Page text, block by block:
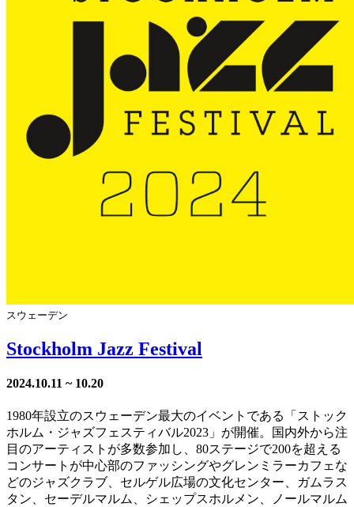
スウェーデン
Stockholm Jazz Festival
2024.10.11 ~ 10.20
1980年設立のスウェーデン最大のイベントである「ストック
ホルム・ジャズフェスティバル2023」が開催。国内外から注
目のアーティストが多数参加し、80ステージで200を超える
コンサートが中心部のファッシングやグレンミラーカフェな
どのジャズクラブ、セルゲル広場の文化センター、ガムラス
タン、セーデルマルム、シェップスホルメン、ノールマルム